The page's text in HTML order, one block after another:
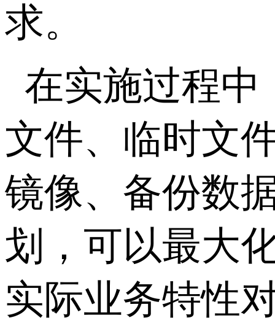
求。
在实施过程中
文件、临时文
镜像、备份数
划，可以最大
实际业务特性